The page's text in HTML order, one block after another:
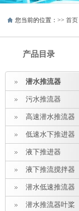
您当前的位置：>> 首页
产品目录
潜水推流器
污水推流器
高速潜水推流器
低速水下推进器
液下推进器
液下推流搅拌器
潜水低速推流器
潜水推流器叶桨